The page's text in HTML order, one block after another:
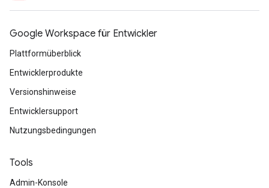
Google Workspace für Entwickler
Plattformüberblick
Entwicklerprodukte
Versionshinweise
Entwicklersupport
Nutzungsbedingungen
Tools
Admin-Konsole